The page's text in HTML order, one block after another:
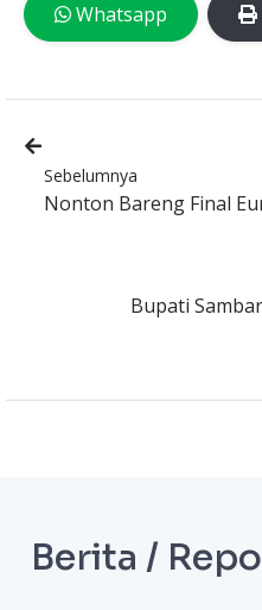
Whatsapp
Sebelumnya
Nonton Bareng Final
Bupati
Berita /